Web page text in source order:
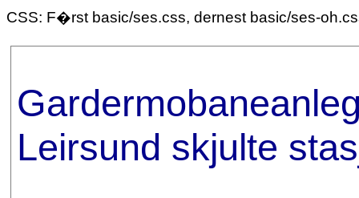
CSS: F�rst basic/ses.css, dernest basic/ses-
Leirsund skjulte